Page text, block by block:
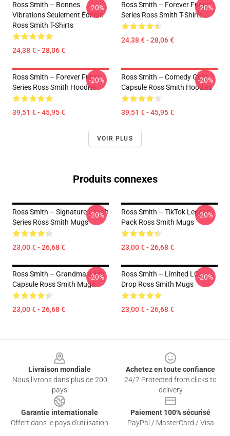
Ross Smith – Bonnes
Vibrations Seulement Édition
Ross Smith T-Shirts
24,38 € - 28,06 €
-20%
Ross Smith – Forever Funny
Series Ross Smith T-Shirts
24,38 € - 28,06 €
-20%
Ross Smith – Forever Funny
Series Ross Smith Hoodies
39,51 € - 45,95 €
-20%
Ross Smith – Comedy Gold
Capsule Ross Smith Hoodies
39,51 € - 45,95 €
-20%
VOIR PLUS
Produits connexes
Ross Smith – Signature Laugh
Series Ross Smith Mugs
23,00 € - 26,68 €
-20%
Ross Smith – TikTok Legend
Pack Ross Smith Mugs
23,00 € - 26,68 €
-20%
Ross Smith – Grandma & Me
Capsule Ross Smith Mugs
23,00 € - 26,68 €
-20%
Ross Smith – Limited LOL
Drop Ross Smith Mugs
23,00 € - 26,68 €
-20%
Livraison mondiale
Nous livrons dans plus de 200
pays
Achetez en toute confiance
24/7 Protected from clicks to
delivery
Garantie internationale
Offert dans le pays d'utilisation
Paiement 100% sécurisé
PayPal / MasterCard / Visa